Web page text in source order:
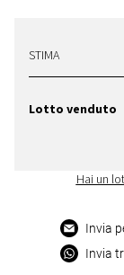
STIMA
Lotto venduto
Hai un
Invia
Invia